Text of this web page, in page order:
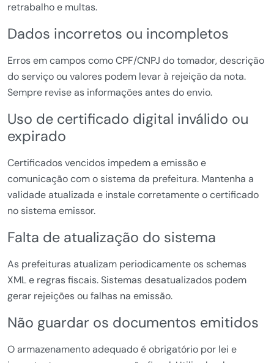
retrabalho e multas.
Dados incorretos ou incompletos
Erros em campos como CPF/CNPJ do tomador, descrição
do serviço ou valores podem levar à rejeição da nota.
Sempre revise as informações antes do envio.
Uso de certificado digital inválido ou
expirado
Certificados vencidos impedem a emissão e
comunicação com o sistema da prefeitura. Mantenha a
validade atualizada e instale corretamente o certificado
no sistema emissor.
Falta de atualização do sistema
As prefeituras atualizam periodicamente os schemas
XML e regras fiscais. Sistemas desatualizados podem
gerar rejeições ou falhas na emissão.
Não guardar os documentos emitidos
O armazenamento adequado é obrigatório por lei e